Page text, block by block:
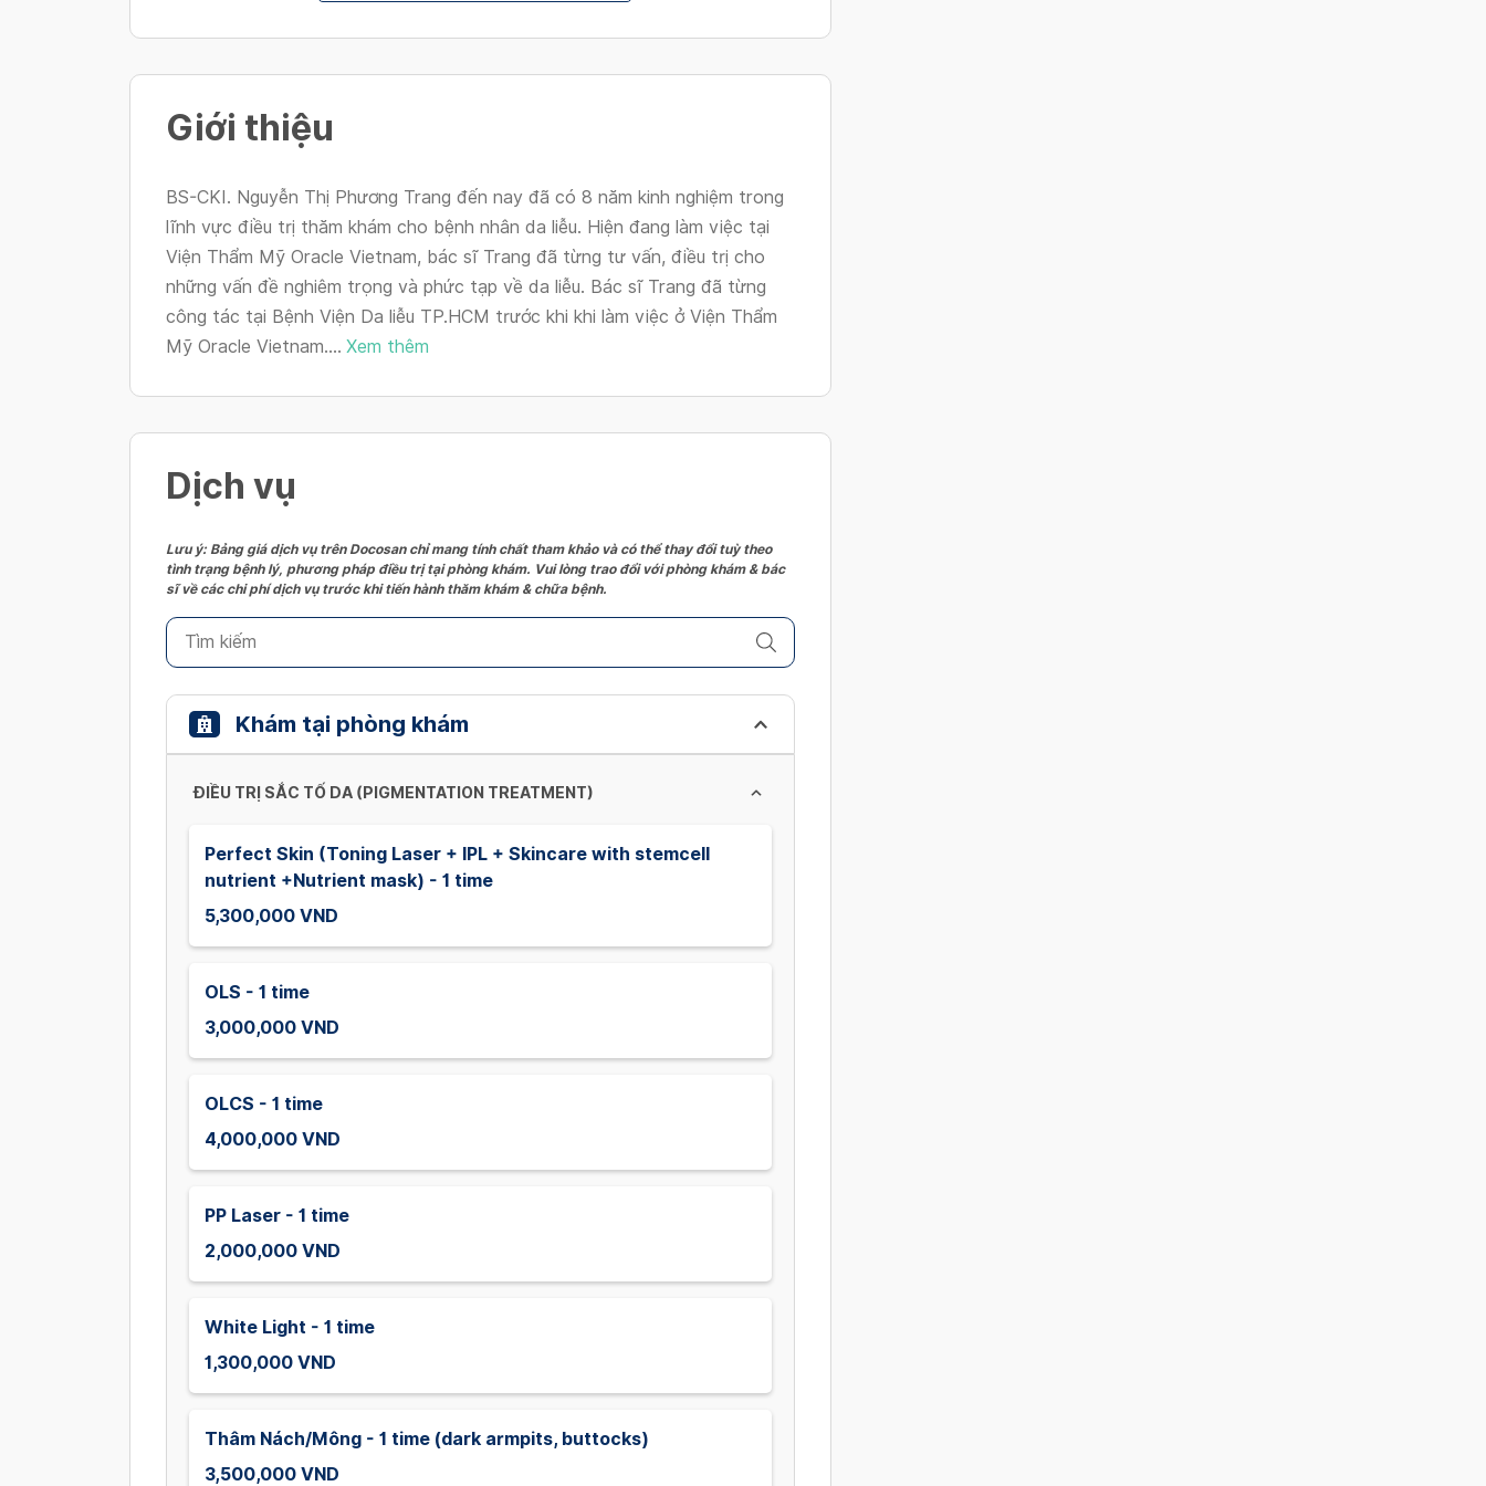
Giới thiệu
BS-CKI. Nguyễn Thị Phương Trang đến nay đã có 8 năm kinh nghiệm trong
lĩnh vực điều trị thăm khám cho bệnh nhân da liễu. Hiện đang làm việc tại
Viện Thẩm Mỹ Oracle Vietnam, bác sĩ Trang đã từng tư vấn, điều trị cho
những vấn đề nghiêm trọng và phức tạp về da liễu. Bác sĩ Trang đã từng
công tác tại Bệnh Viện Da liễu TP.HCM trước khi khi làm việc ở Viện Thẩm
Mỹ Oracle Vietnam.... Xem thêm
Dịch vụ
Lưu ý: Bảng giá dịch vụ trên Docosan chỉ mang tính chất tham khảo và có thể thay đổi tuỳ theo
tình trạng bệnh lý, phương pháp điều trị tại phòng khám. Vui lòng trao đổi với phòng khám & bác
sĩ về các chi phí dịch vụ trước khi tiến hành thăm khám & chữa bệnh.
Khám tại phòng khám
ĐIỀU TRỊ SẮC TỐ DA (PIGMENTATION TREATMENT)
Perfect Skin (Toning Laser + IPL + Skincare with stemcell
nutrient +Nutrient mask) - 1 time
5,300,000 VND
OLS - 1 time
3,000,000 VND
OLCS - 1 time
4,000,000 VND
PP Laser - 1 time
2,000,000 VND
White Light - 1 time
1,300,000 VND
Thâm Nách/Mông - 1 time (dark armpits, buttocks)
3,500,000 VND